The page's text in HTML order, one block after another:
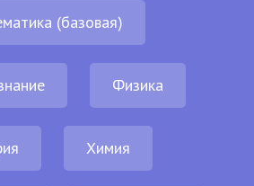
(базовая)
Физика
Химия